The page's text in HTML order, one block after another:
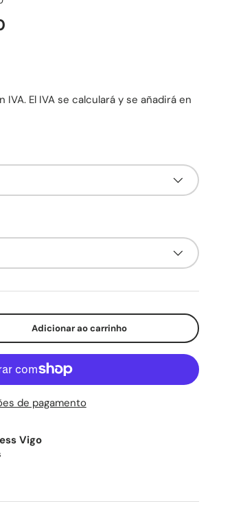
El IVA se calculará y se añadirá en
Adicionar ao carrinho
de pagamento
Vigo